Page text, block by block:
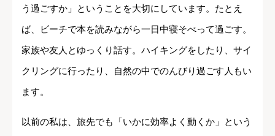
う過ごすか」ということを大切にしています。たとえ
ば、ビーチで本を読みながら一日中寝そべって過ごす。
家族や友人とゆっくり話す。ハイキングをしたり、サイ
クリングに行ったり、自然の中でのんびり過ごす人もい
ます。
以前の私は、旅先でも「いかに効率よく動くか」という